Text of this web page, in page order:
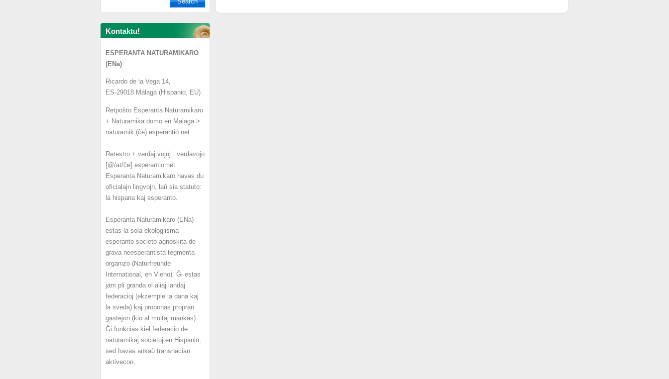
Kontaktu!
ESPERANTA NATURAMIKARO
(ENa)
Ricardo de la Vega 14,
ES-29018 Málaga (Hispanio, EU)
Retpoŝto Esperanta Naturamikaro
+ Naturamika domo en Malaga >
naturamik (ĉe) esperantio.net
Retestro + verdaj vojoj : verdavojo
[@/at/ĉe] esperantio.net
Esperanta Naturamikaro havas du
oficialajn lingvojn, laŭ sia statuto:
la hispana kaj esperanto.
Esperanta Naturamikaro (ENa)
estas la sola ekologiisma
esperanto-societo agnoskita de
grava neesperantista tegmenta
organizo (Naturfreunde
International, en Vieno). Ĝi estas
jam pli granda ol aliaj landaj
federacioj (ekzemple la dana kaj
la sveda) kaj proponas propran
gastejon (kio al multaj mankas).
Ĝi funkcias kiel federacio de
naturamikaj societoj en Hispanio,
sed havas ankaŭ transnacian
aktivecon.